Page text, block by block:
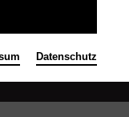
Datenschutz